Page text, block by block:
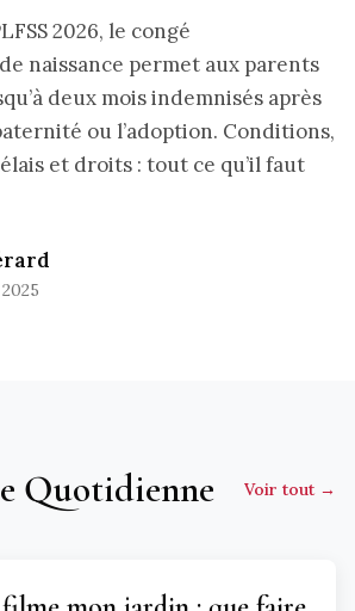
2026, le congé
naissance permet aux parents
deux mois indemnisés après
ou l’adoption. Conditions,
et droits : tout ce qu’il faut
Quotidienne Voir tout →